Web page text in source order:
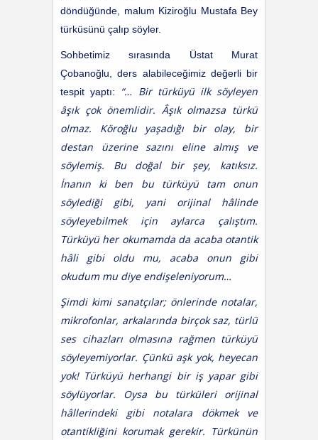
döndüğünde, malum Kiziroğlu Mustafa Bey
türküsünü çalıp söyler.
Sohbetimiz sırasında Üstat Murat
Çobanoğlu, ders alabileceğimiz değerli bir
tespit yaptı:
“… Bir türküyü ilk söyleyen
âşık çok önemlidir. Âşık olmazsa türkü
olmaz. Köroğlu yaşadığı bir olay, bir
destan üzerine sazını eline almış ve
söylemiş. Bu doğal bir şey, katıksız.
İnanın ki ben bu türküyü tam onun
söylediği gibi, yani orijinal hâlinde
söyleyebilmek için aylarca çalıştım.
Türküyü her okumamda da acaba otantik
hâli gibi oldu mu, acaba onun gibi
okudum mu diye endişeleniyorum…
Şimdi kimi sanatçılar; önlerinde notalar,
mikrofonlar, arkalarında birçok saz, türlü
ses cihazları olmasına rağmen türküyü
söyleyemiyorlar. Çünkü aşk yok, heyecan
yok! Türküyü herhangi bir iş yapar gibi
söylüyorlar. Oysa bu türküleri orijinal
hâllerindeki gibi notalara dökmek ve
otantikliğini korumak gerekir. Türkünün